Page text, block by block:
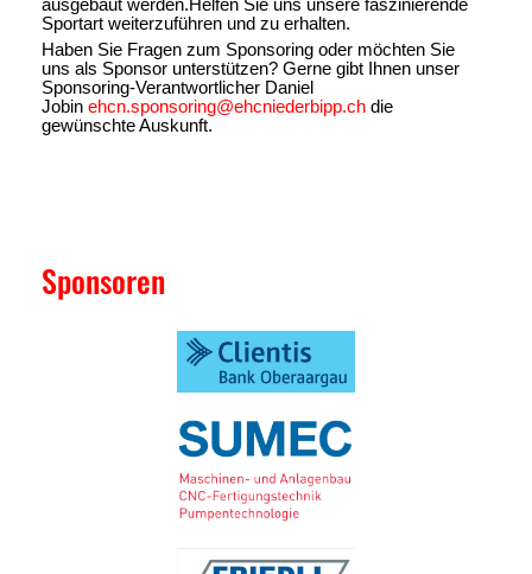
ausgebaut werden.Helfen Sie uns unsere faszinierende
Sportart weiterzuführen und zu erhalten.
Haben Sie Fragen zum Sponsoring oder möchten Sie
uns als Sponsor unterstützen? Gerne gibt Ihnen unser
Sponsoring-Verantwortlicher Daniel
Jobin ehcn.sponsoring@ehcniederbipp.ch die
gewünschte Auskunft.
Sponsoren